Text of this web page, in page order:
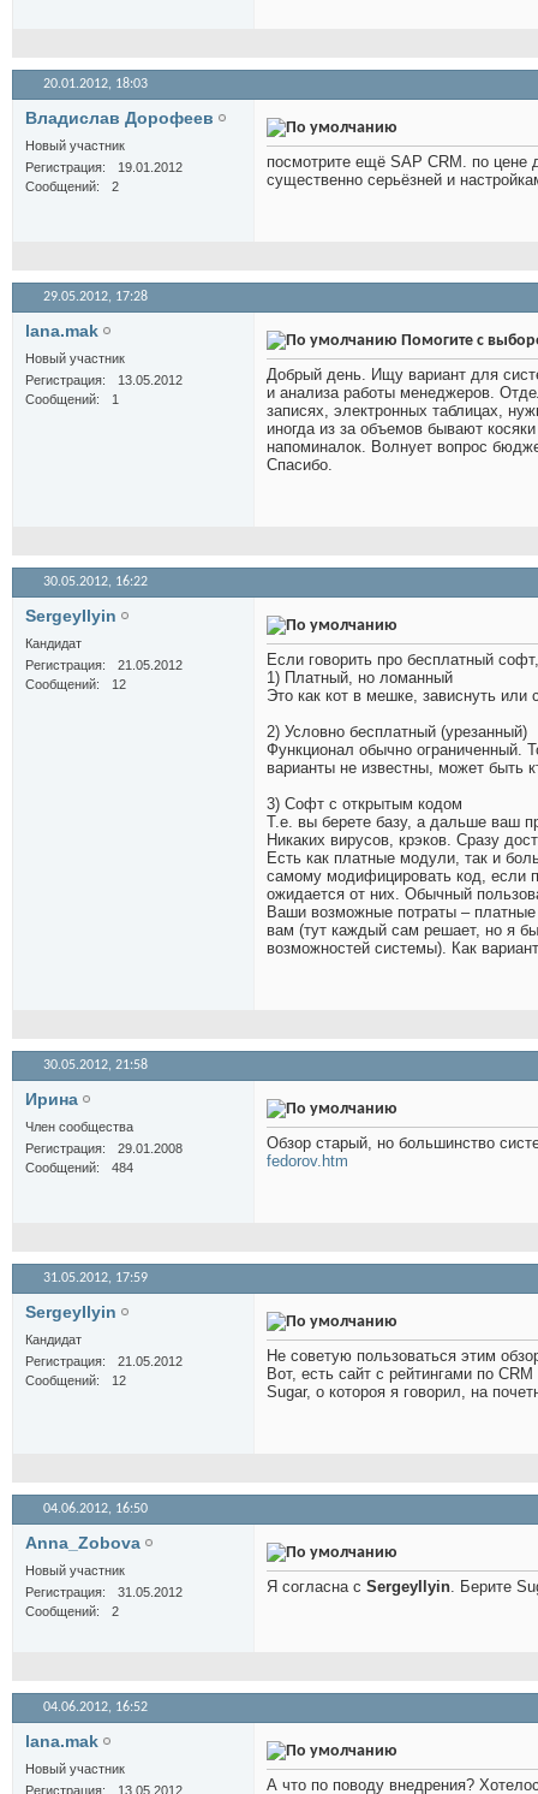
20.01.2012, 18:03
Владислав Дорофеев
Новый участник
Регистрация
19.01.2012
Сообщений
2
посмотрите ещё SAP CRM. по цене
существенно серьёзней и
29.05.2012, 17:28
lana.mak
Новый участник
Регистрация
13.05.2012
Сообщений
1
Помогите с
Добрый день. Ищу вариант для
и анализа работы менеджеров.
записях, электронных таблицах,
иногда из за объемов бывают
напоминалок. Волнует вопрос
Спасибо.
30.05.2012, 16:22
SergeyIlyin
Кандидат
Регистрация
21.05.2012
Сообщений
12
Если говорить про бесплатный
1) Платный, но ломанный
Это как кот в мешке, зависнуть
2) Условно бесплатный (урезанный)
Функционал обычно ограниченный.
варианты не известны, может быть
3) Софт с открытым кодом
Т.е. вы берете базу, а дальше ваш
Никаких вирусов, крэков. Сразу
Есть как платные модули, так и
самому модифицировать код, если
ожидается от них. Обычный
Ваши возможные потраты –
вам (тут каждый сам решает, но я
возможностей системы). Как
30.05.2012, 21:58
Иринa
Член сообщества
Регистрация
29.01.2008
Сообщений
484
Обзор старый, но большинство
fedorov.htm
31.05.2012, 17:59
SergeyIlyin
Кандидат
Регистрация
21.05.2012
Сообщений
12
Не советую пользоваться этим
Вот, есть сайт с рейтингами по
Sugar, о котороя я говорил, на
04.06.2012, 16:50
Anna_Zobova
Новый участник
Регистрация
31.05.2012
Сообщений
2
Я согласна с SergeyIlyin. Берите
04.06.2012, 16:52
lana.mak
Новый участник
Регистрация
13.05.2012 А что по поводу внедрения?